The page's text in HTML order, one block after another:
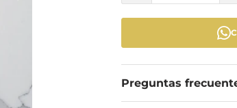
Preguntas